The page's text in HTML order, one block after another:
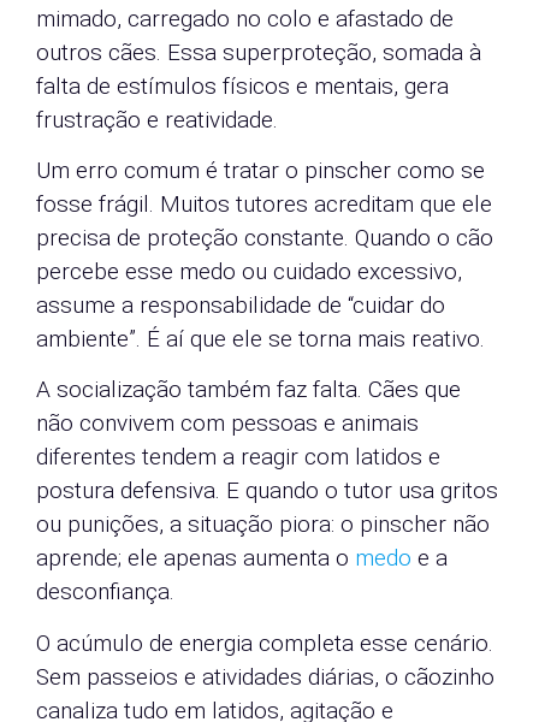
mimado, carregado no colo e afastado de
outros cães. Essa superproteção, somada à
falta de estímulos físicos e mentais, gera
frustração e reatividade.
Um erro comum é tratar o pinscher como se
fosse frágil. Muitos tutores acreditam que ele
precisa de proteção constante. Quando o cão
percebe esse medo ou cuidado excessivo,
assume a responsabilidade de “cuidar do
ambiente”. É aí que ele se torna mais reativo.
A socialização também faz falta. Cães que
não convivem com pessoas e animais
diferentes tendem a reagir com latidos e
postura defensiva. E quando o tutor usa gritos
ou punições, a situação piora: o pinscher não
aprende; ele apenas aumenta o medo e a
desconfiança.
O acúmulo de energia completa esse cenário.
Sem passeios e atividades diárias, o cãozinho
canaliza tudo em latidos, agitação e